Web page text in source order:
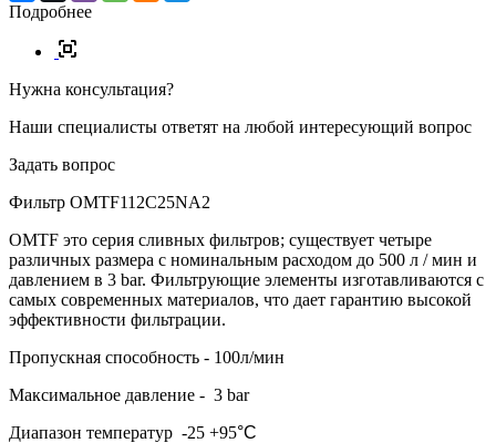
Подробнее
Нужна консультация?
Наши специалисты ответят на любой интересующий вопрос
Задать вопрос
Фильтр OMTF112C25NA2
OMTF это серия сливных фильтров; существует четыре
различных размера с номинальным расходом до 500 л / мин и
давлением в 3 bar. Фильтрующие элементы изготавливаются с
самых современных материалов, что дает гарантию высокой
эффективности фильтрации.
Пропускная способность - 100л/мин
Максимальное давление - 3 bar
Диапазон температур -25 +95°С